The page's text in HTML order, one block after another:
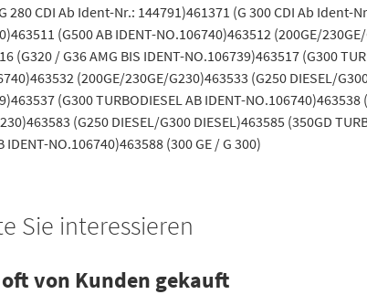
280 CDI Ab Ident-Nr.: 144791)461371 (G 300 CDI Ab Ident-
(G500 AB IDENT-NO.106740)463512 (200GE/
(G320 / G36 AMG BIS IDENT-NO.106739)463517 (G300
(200GE/230GE/G230)463533 (G250 DIESEL/
(G300 TURBODIESEL AB IDENT-
(G250 DIESEL/G300 DIESEL)463585 (350GD
IDENT-NO.106740)463588 (300 GE / G 300)
Sie interessieren
von Kunden gekauft